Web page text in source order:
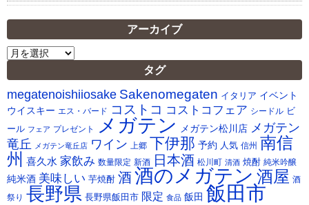
アーカイブ
ア
カ
イ
ブ
タグ
megatenoishiiosake Sakenomegaten イタリア イベント
ウイスキー エス・バード コストコ コストコフェア シードル ビ
ール フェア プレゼント メガテン メガテン松川店 メガテン
竜丘
メガテン竜丘店 ワイン 上郷 下伊那 予約 人気 信州 南信
州 喜久水 家飲み 数量限定 新酒 日本酒 松川町 清酒 焼酎 純米吟醸
純米酒 美味しい 芋焼酎 酒酒のメガテン 酒屋 酒
祭り 長野県 長野県飯田市 限定 食品 飯田 飯田市